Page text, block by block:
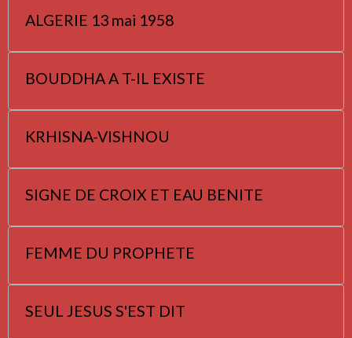
ALGERIE 13 mai 1958
BOUDDHA A T-IL EXISTE
KRHISNA-VISHNOU
SIGNE DE CROIX ET EAU BENITE
FEMME DU PROPHETE
SEUL JESUS S'EST DIT